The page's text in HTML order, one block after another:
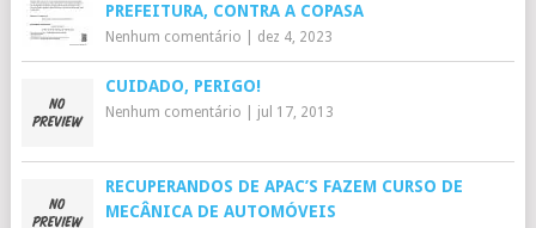
PREFEITURA, CONTRA A COPASA
Nenhum comentário dez 4, 2023
CUIDADO, PERIGO!
Nenhum comentário jul 17, 2013
RECUPERANDOS DE APAC’S FAZEM CURSO DE
MECÂNICA DE AUTOMÓVEIS